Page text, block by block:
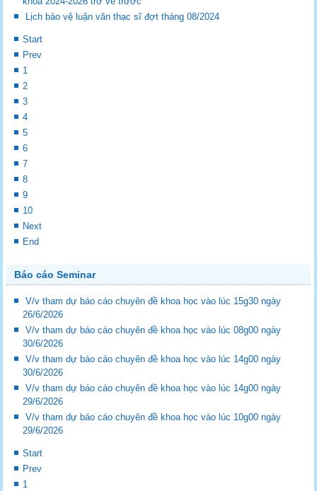
Lịch bảo vệ luận văn thạc sĩ đợt tháng 08/2024
Start
Prev
1
2
3
4
5
6
7
8
9
10
Next
End
Báo cáo Seminar
V/v tham dự báo cáo chuyên đề khoa học vào lúc 15g30 ngày
26/6/2026
V/v tham dự báo cáo chuyên đề khoa học vào lúc 08g00 ngày
30/6/2026
V/v tham dự báo cáo chuyên đề khoa học vào lúc 14g00 ngày
30/6/2026
V/v tham dự báo cáo chuyên đề khoa học vào lúc 14g00 ngày
29/6/2026
V/v tham dự báo cáo chuyên đề khoa học vào lúc 10g00 ngày
29/6/2026
Start
Prev
1